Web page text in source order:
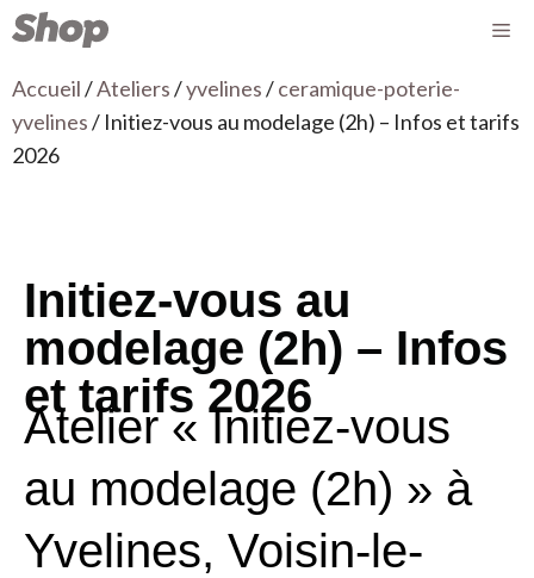
Accueil/Ateliers/yvelines/ceramique-poterie-
yvelines/ Initiez-vous au modelage (2h) – Infos et tarifs
2026
Initiez-vous au
modelage (2h) – Infos
et tarifs 2026
Atelier « Initiez-vous
au modelage (2h) » à
Yvelines, Voisin-le-